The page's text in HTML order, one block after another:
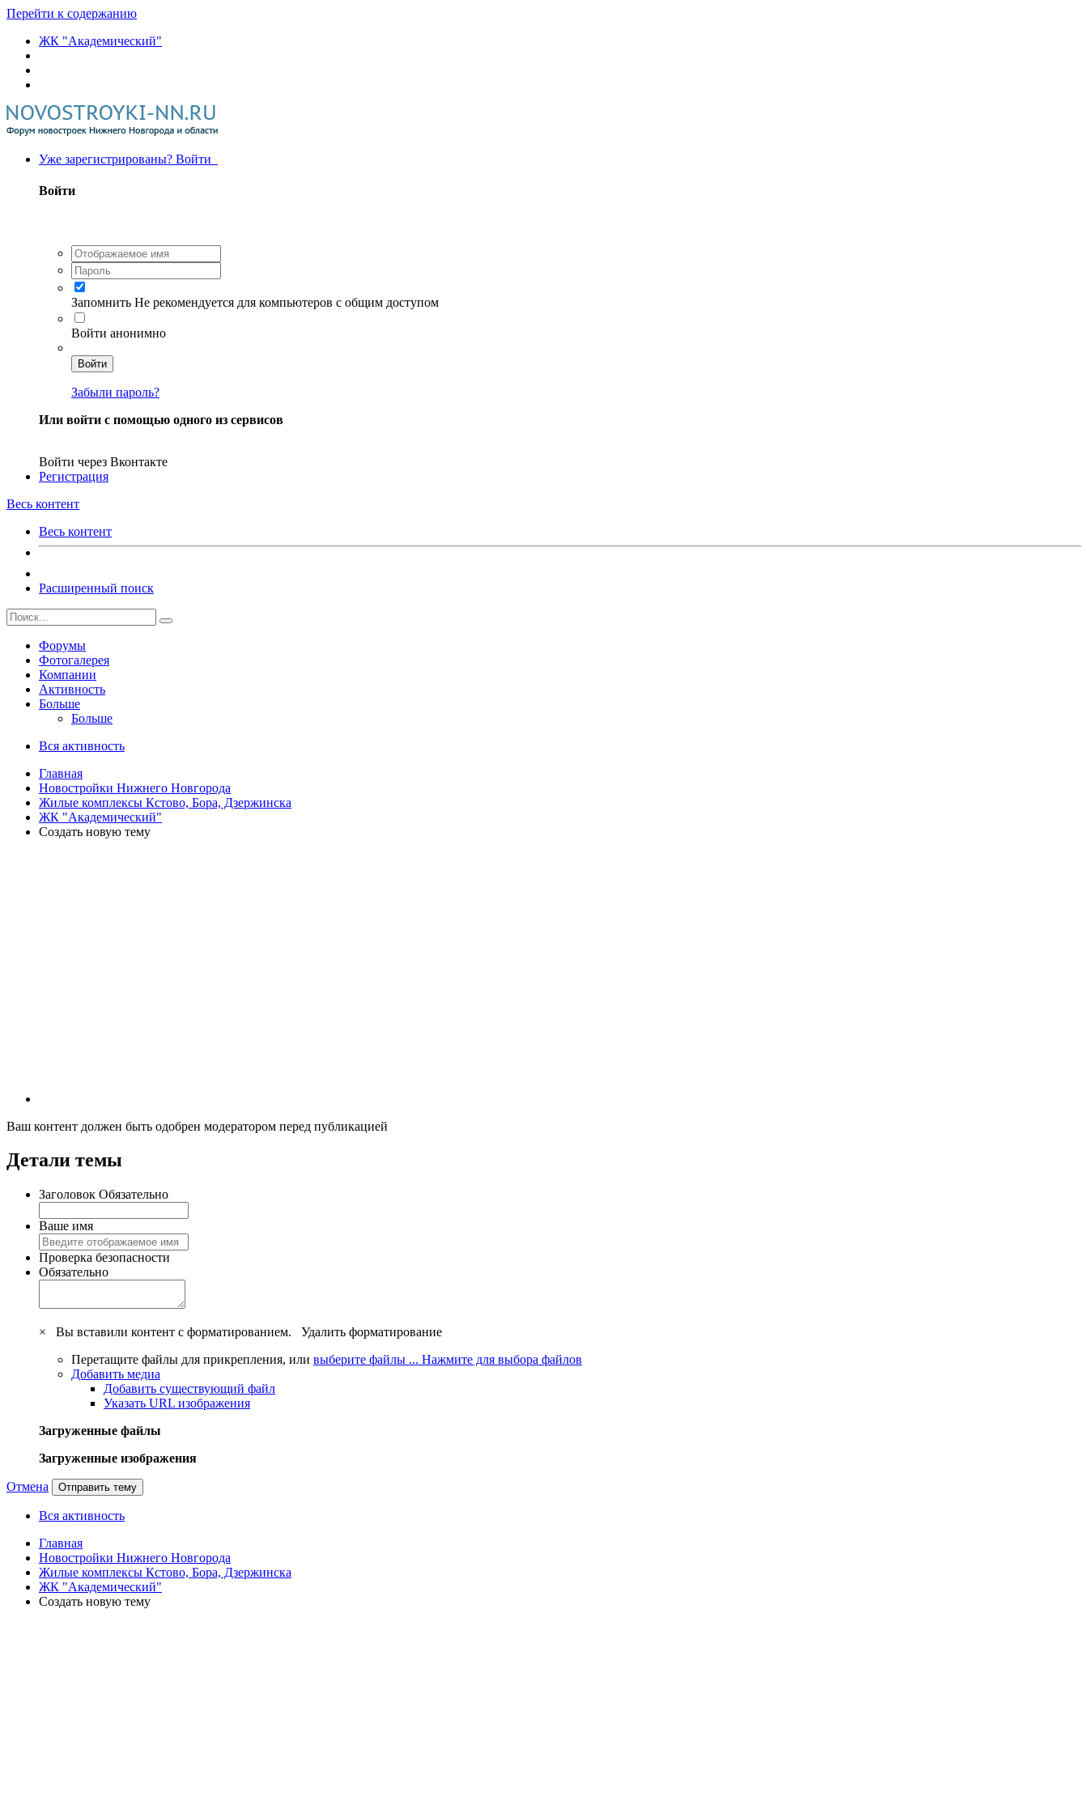
Перейти к содержанию
ЖК "Академический"
Уже зарегистрированы? Войти
Войти
Запомнить Не рекомендуется для компьютеров с общим доступом
Войти анонимно
Войти
Забыли пароль?
Или войти с помощью одного из сервисов
Войти через Вконтакте
Регистрация
Весь контент
Весь контент
Расширенный поиск
Форумы
Фотогалерея
Компании
Активность
Больше
Больше
Вся активность
Главная
Новостройки Нижнего Новгорода
Жилые комплексы Кстово, Бора, Дзержинска
ЖК "Академический"
Создать новую тему
Ваш контент должен быть одобрен модератором перед публикацией
Детали темы
Заголовок Обязательно
Ваше имя
Проверка безопасности
Обязательно
× Вы вставили контент с форматированием. Удалить форматирование
Перетащите файлы для прикрепления, или выберите файлы ... Нажмите для выбора файлов
Добавить медиа
Добавить существующий файл
Указать URL изображения
Загруженные файлы
Загруженные изображения
Отмена Отправить тему
Вся активность
Главная
Новостройки Нижнего Новгорода
Жилые комплексы Кстово, Бора, Дзержинска
ЖК "Академический"
Создать новую тему